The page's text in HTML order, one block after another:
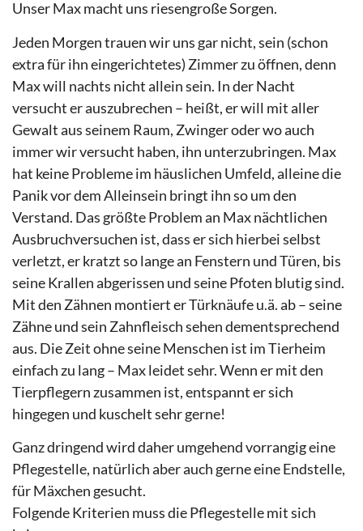
Unser Max macht uns riesengroße Sorgen.
Jeden Morgen trauen wir uns gar nicht, sein (schon
extra für ihn eingerichtetes) Zimmer zu öffnen, denn
Max will nachts nicht allein sein. In der Nacht
versucht er auszubrechen – heißt, er will mit aller
Gewalt aus seinem Raum, Zwinger oder wo auch
immer wir versucht haben, ihn unterzubringen. Max
hat keine Probleme im häuslichen Umfeld, alleine die
Panik vor dem Alleinsein bringt ihn so um den
Verstand. Das größte Problem an Max nächtlichen
Ausbruchversuchen ist, dass er sich hierbei selbst
verletzt, er kratzt so lange an Fenstern und Türen, bis
seine Krallen abgerissen und seine Pfoten blutig sind.
Mit den Zähnen montiert er Türknäufe u.ä. ab – seine
Zähne und sein Zahnfleisch sehen dementsprechend
aus. Die Zeit ohne seine Menschen ist im Tierheim
einfach zu lang – Max leidet sehr. Wenn er mit den
Tierpflegern zusammen ist, entspannt er sich
hingegen und kuschelt sehr gerne!
Ganz dringend wird daher umgehend vorrangig eine
Pflegestelle, natürlich aber auch gerne eine Endstelle,
für Mäxchen gesucht.
Folgende Kriterien muss die Pflegestelle mit sich